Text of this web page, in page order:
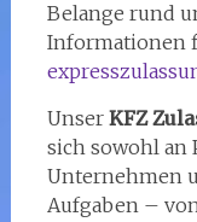
Belange rund
Informationen
Unser KFZ
sich sowohl an
Unternehmen
Aufgaben –